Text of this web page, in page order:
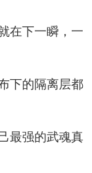
在下一瞬，一
下的隔离层都
最强的武魂真